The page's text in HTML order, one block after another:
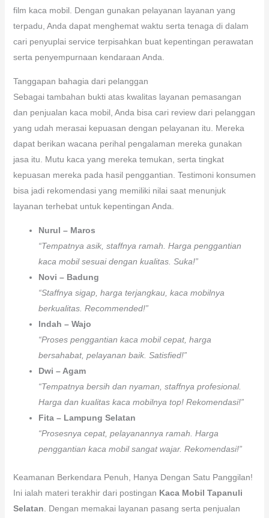
film kaca mobil. Dengan gunakan pelayanan layanan yang
terpadu, Anda dapat menghemat waktu serta tenaga di dalam
cari penyuplai service terpisahkan buat kepentingan perawatan
serta penyempurnaan kendaraan Anda.
Tanggapan bahagia dari pelanggan
Sebagai tambahan bukti atas kwalitas layanan pemasangan
dan penjualan kaca mobil, Anda bisa cari review dari pelanggan
yang udah merasai kepuasan dengan pelayanan itu. Mereka
dapat berikan wacana perihal pengalaman mereka gunakan
jasa itu. Mutu kaca yang mereka temukan, serta tingkat
kepuasan mereka pada hasil penggantian. Testimoni konsumen
bisa jadi rekomendasi yang memiliki nilai saat menunjuk
layanan terhebat untuk kepentingan Anda.
Nurul – Maros
“Tempatnya asik, staffnya ramah. Harga penggantian
kaca mobil sesuai dengan kualitas. Suka!”
Novi – Badung
“Staffnya sigap, harga terjangkau, kaca mobilnya
berkualitas. Recommended!”
Indah – Wajo
“Proses penggantian kaca mobil cepat, harga
bersahabat, pelayanan baik. Satisfied!”
Dwi – Agam
“Tempatnya bersih dan nyaman, staffnya profesional.
Harga dan kualitas kaca mobilnya top! Rekomendasi!”
Fita – Lampung Selatan
“Prosesnya cepat, pelayanannya ramah. Harga
penggantian kaca mobil sangat wajar. Rekomendasi!”
Keamanan Berkendara Penuh, Hanya Dengan Satu Panggilan!
Ini ialah materi terakhir dari postingan Kaca Mobil Tapanuli
Selatan . Dengan memakai layanan pasang serta penjualan